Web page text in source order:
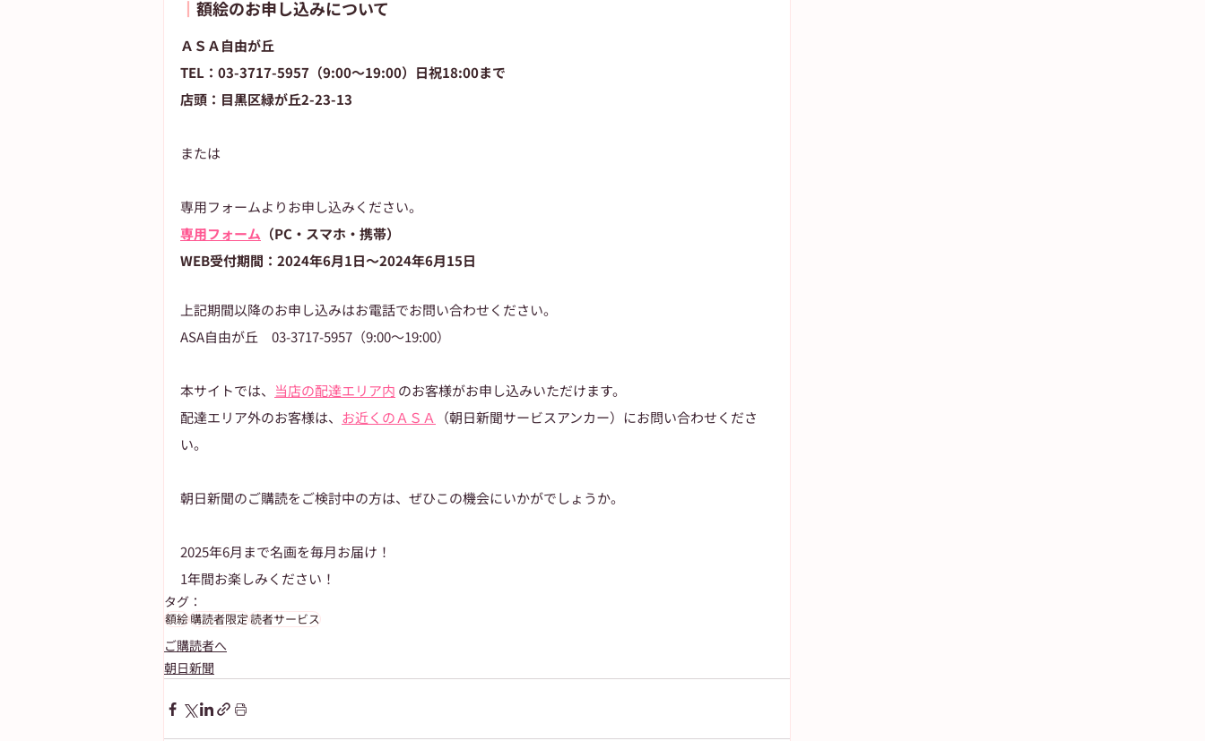
┃ 額絵のお申し込みについて
ＡＳＡ自由が丘
TEL：03-3717-5957（9:00～19:00）日祝18:00まで
店頭：目黒区緑が丘2-23-13
または
専用フォームよりお申し込みください。
専用フォーム （PC・スマホ・携帯）
WEB受付期間：2024年6月1日～2024年6月15日
上記期間以降のお申し込みはお電話でお問い合わせください。
ASA自由が丘　03-3717-5957（9:00～19:00）
本サイトでは、 当店の配達エリア内 のお客様がお申し込みいただけます。
配達エリア外のお客様は、 お近くのＡＳＡ
（朝日新聞サービスアンカー）にお問い合わせくださ
い。
朝日新聞のご購読をご検討中の方は、ぜひこの機会にいかがでしょうか。
2025年6月まで名画を毎月お届け！
1年間お楽しみください！
タグ：
額絵購読者限定読者サービス
ご購読者へ
朝日新聞